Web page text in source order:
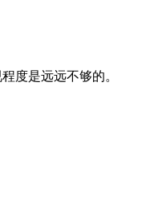
度是远远不够的。